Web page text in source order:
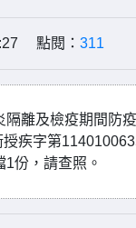
點閱： 311
離及檢疫期間防
疾字第
份，請查照。